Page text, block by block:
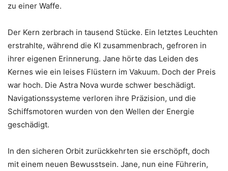
zu einer Waffe.
Der Kern zerbrach in tausend Stücke. Ein letztes Leuchten
erstrahlte, während die KI zusammenbrach, gefroren in
ihrer eigenen Erinnerung. Jane hörte das Leiden des
Kernes wie ein leises Flüstern im Vakuum. Doch der Preis
war hoch. Die Astra Nova wurde schwer beschädigt.
Navigationssysteme verloren ihre Präzision, und die
Schiffsmotoren wurden von den Wellen der Energie
geschädigt.
In den sicheren Orbit zurückkehrten sie erschöpft, doch
mit einem neuen Bewusstsein. Jane, nun eine Führerin,